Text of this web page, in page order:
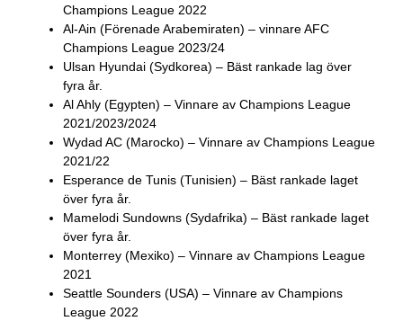
Champions League 2022
Al-Ain (Förenade Arabemiraten) – vinnare AFC
Champions League 2023/24
Ulsan Hyundai (Sydkorea) – Bäst rankade lag över
fyra år.
Al Ahly (Egypten) – Vinnare av Champions League
2021/2023/2024
Wydad AC (Marocko) – Vinnare av Champions League
2021/22
Esperance de Tunis (Tunisien) – Bäst rankade laget
över fyra år.
Mamelodi Sundowns (Sydafrika) – Bäst rankade laget
över fyra år.
Monterrey (Mexiko) – Vinnare av Champions League
2021
Seattle Sounders (USA) – Vinnare av Champions
League 2022